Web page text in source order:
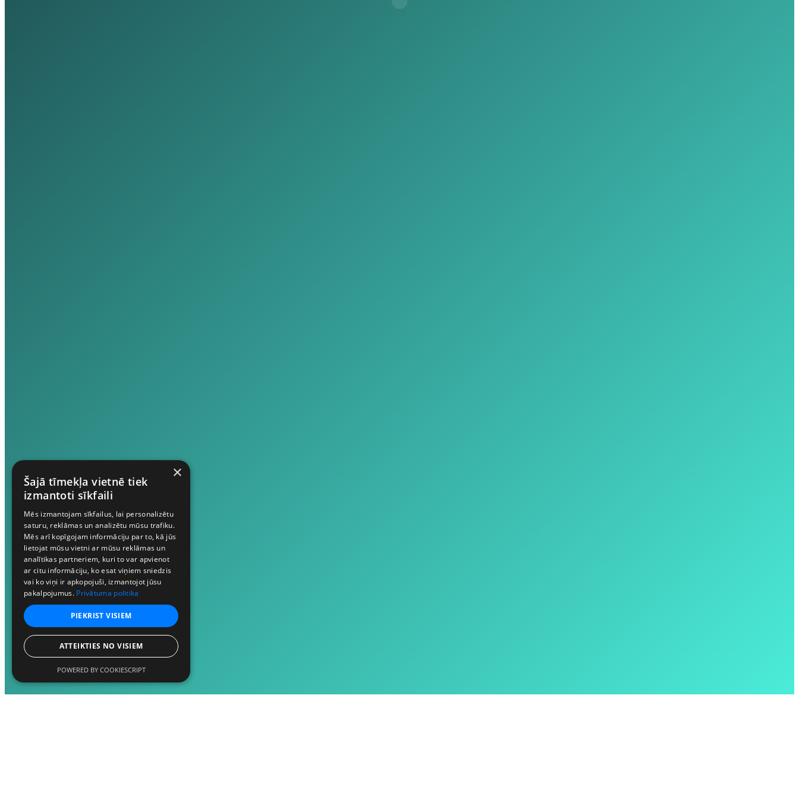
×
Šajā tīmekļa vietnē tiek
izmantoti sīkfaili
Mēs izmantojam sīkfailus, lai personalizētu
saturu, reklāmas un analizētu mūsu trafiku.
Mēs arī kopīgojam informāciju par to, kā jūs
lietojat mūsu vietni ar mūsu reklāmas un
analītikas partneriem, kuri to var apvienot
ar citu informāciju, ko esat viņiem sniedzis
vai ko viņi ir apkopojuši, izmantojot jūsu
pakalpojumus. Privātuma politika
PIEKRIST VISIEM
ATTEIKTIES NO VISIEM
POWERED BY COOKIESCRIPT